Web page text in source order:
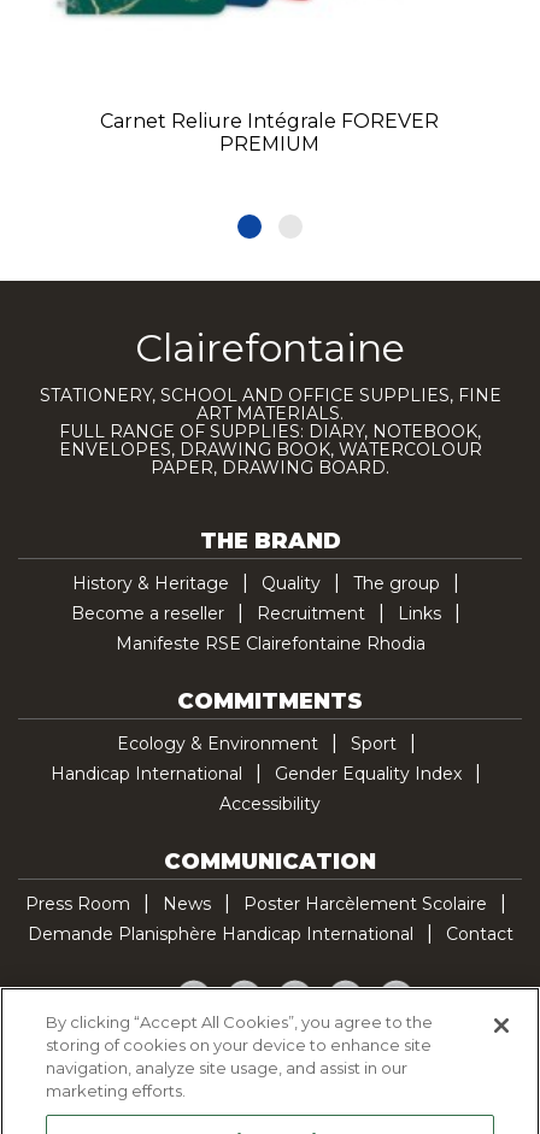
Carnet Reliure Intégrale FOREVER
PREMIUM
Clairefontaine
STATIONERY, SCHOOL AND OFFICE SUPPLIES, FINE
ART MATERIALS.
FULL RANGE OF SUPPLIES: DIARY, NOTEBOOK,
ENVELOPES, DRAWING BOOK, WATERCOLOUR
PAPER, DRAWING BOARD.
THE BRAND
History & Heritage Quality
The group
Become a reseller
Recruitment
Links
Manifeste RSE Clairefontaine Rhodia
COMMITMENTS
Ecology & Environment
Sport
Handicap International
Gender Equality Index
Accessibility
COMMUNICATION
Press Room News
Poster Harcèlement Scolaire
Demande Planisphère Handicap International
Contact
Facebook
TwitterYouTubePinterestTikTok
Cookie Policy
Legal Notice
By clicking “Accept All Cookies”, you agree to the
storing of cookies on your device to enhance site
navigation, analyze site usage, and assist in our
marketing efforts.